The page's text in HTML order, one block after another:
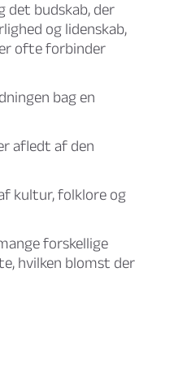
det budskab, der
og lidenskab,
ofte forbinder
bag en
afledt af den
kultur, folklore og
forskellige
hvilken blomst der